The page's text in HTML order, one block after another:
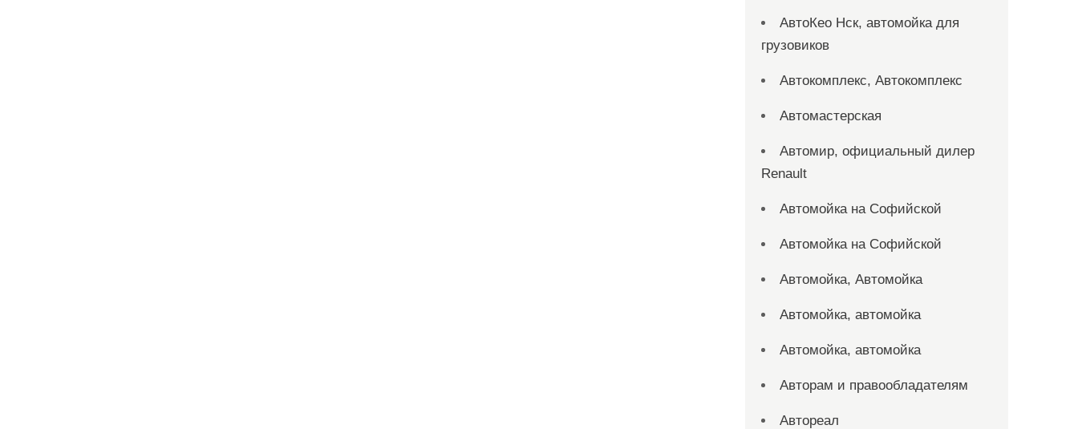
АвтоКео Нск, автомойка для
грузовиков
Автокомплекс, Автокомплекс
Автомастерская
Автомир, официальный дилер
Renault
Автомойка на Софийской
Автомойка на Софийской
Автомойка, Автомойка
Автомойка, автомойка
Автомойка, автомойка
Авторам и правообладателям
Автореал